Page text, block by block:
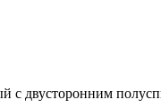
двусторонним